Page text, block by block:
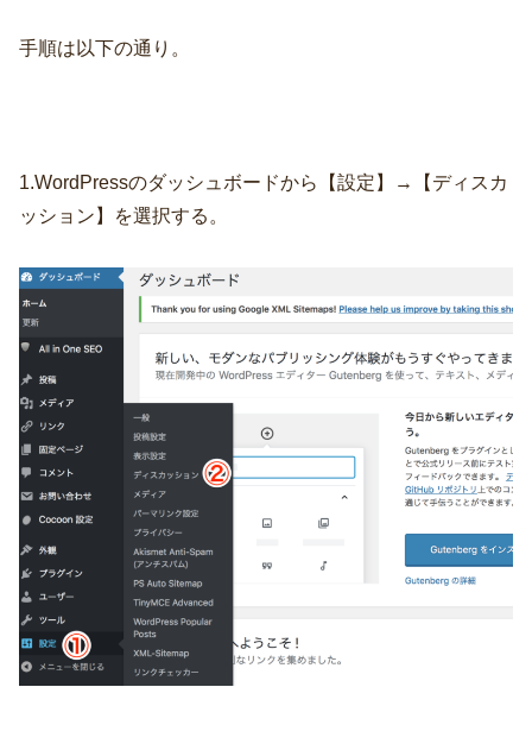
手順は以下の通り。
1.WordPressのダッシュボードから【設定】→【ディスカ
ッション】を選択する。